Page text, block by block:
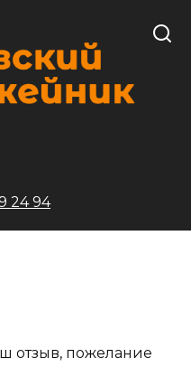
24 94
отзыв, пожелание